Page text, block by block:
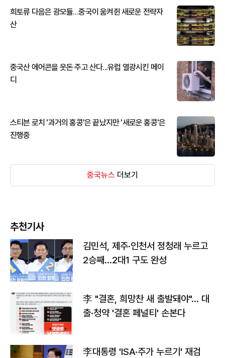
희토류 다음은 광모듈…중국이 움켜쥔 새로운 전략자
산
중국산 에어콘을 웃돈 주고 산다...유럽 열광시킨 메이
디
스티븐 로치 '과거의 홍콩'은 끝났지만 '새로운 홍콩'은
진행중
중국뉴스 더보기
추천기사
김민석, 제주·인천서 정청래 누르고
2승째…2대1 구도 완성
李 "결혼, 희망찬 새 출발돼야"… 대
출·청약 '결혼 페널티' 손본다
李대통령 'ISA·주가 누르기' 재검